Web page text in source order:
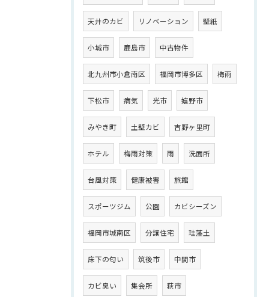
天井のカビ リノベーション 壁紙
小城市 鹿島市 中古物件
北九州市小倉南区 福岡市博多区 梅雨
下松市 病気 光市 嬉野市
みやき町 土壁カビ 吉野ヶ里町
ホテル 梅雨対策 雨 洗面所
台風対策 健康被害 旅館
スポーツジム 公園 カビシーズン
福岡市城南区 分譲住宅 珪藻土
床下の匂い 筑後市 中間市
カビ臭い 集会所 萩市